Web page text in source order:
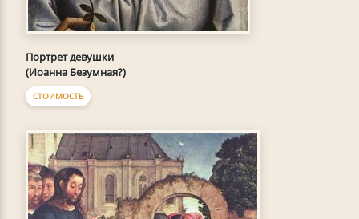
Портрет девушки
(Иоанна Безумная?)
СТОИМОСТЬ